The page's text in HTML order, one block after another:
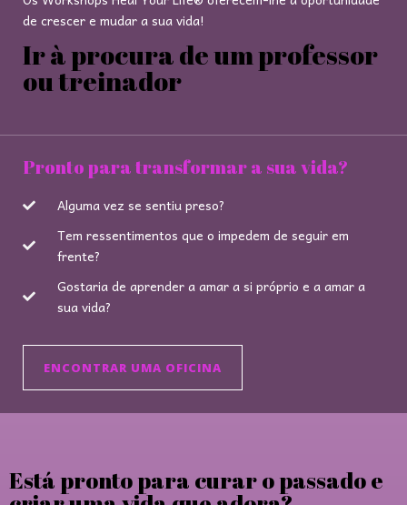
de crescer e mudar a sua vida!
Ir à procura de um professor
ou treinador
Pronto para transformar a sua vida?
Alguma vez se sentiu preso?
Tem ressentimentos que o impedem de seguir em
frente?
Gostaria de aprender a amar a si próprio e a amar a
sua vida?
ENCONTRAR UMA OFICINA
Está pronto para curar o passado e